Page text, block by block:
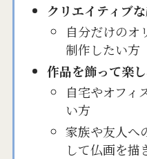
クリエイティブ
自分だけのオ
制作したい方
作品を飾って楽
自宅やオフィ
い方
家族や友人へ
して仏画を描